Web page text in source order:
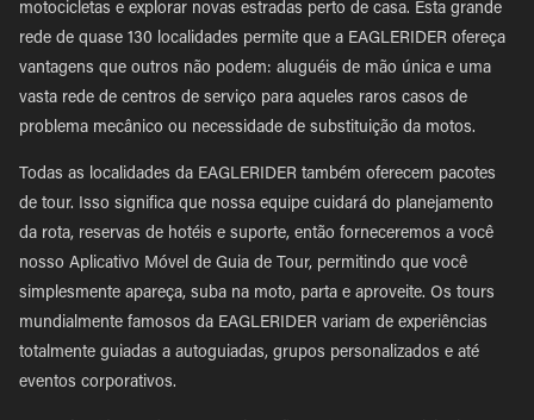
motocicletas e explorar novas estradas perto de casa. Esta grande
rede de quase 130 localidades permite que a EAGLERIDER ofereça
vantagens que outros não podem: aluguéis de mão única e uma
vasta rede de centros de serviço para aqueles raros casos de
problema mecânico ou necessidade de substituição da motos.
Todas as localidades da EAGLERIDER também oferecem pacotes
de tour. Isso significa que nossa equipe cuidará do planejamento
da rota, reservas de hotéis e suporte, então forneceremos a você
nosso Aplicativo Móvel de Guia de Tour, permitindo que você
simplesmente apareça, suba na moto, parta e aproveite. Os tours
mundialmente famosos da EAGLERIDER variam de experiências
totalmente guiadas a autoguiadas, grupos personalizados e até
eventos corporativos.